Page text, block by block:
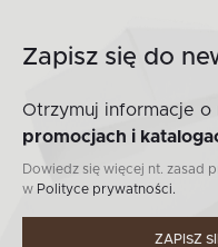
Zapisz się do
Otrzymuj informacje o
promocjach i
Dowiedz się więcej nt. zasad
w Polityce prywatności.
ZAPISZ